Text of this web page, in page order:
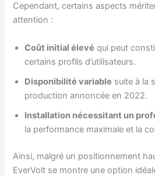
Cependant, certains aspects
attention :
Coût initial élevé qui peut
certains profils d’utilisateurs.
Disponibilité variable suite à la
production annoncée en 2022.
Installation nécessitant un
la performance maximale et la
Ainsi, malgré un positionnement
EverVolt se montre une option